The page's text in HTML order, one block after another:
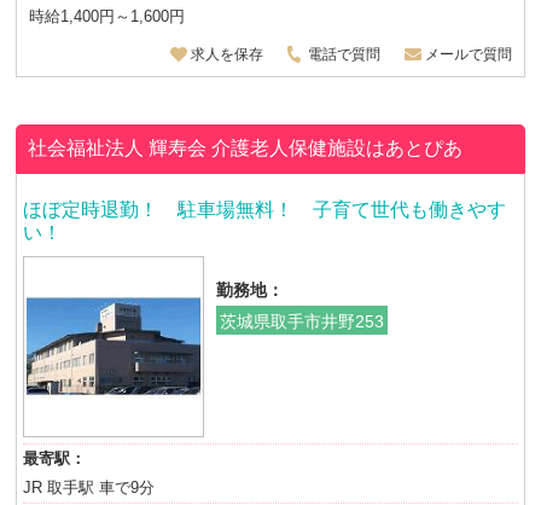
時給1,400円～1,600円
求人を保存 電話で質問 メールで質問
社会福祉法人 輝寿会介護老人保健施設はあとぴあ
ほぼ定時退勤！ 駐車場無料！ 子育て世代も働きやす
い！
勤務地：
茨城県取手市井野253
最寄駅：
JR 取手駅 車で9分